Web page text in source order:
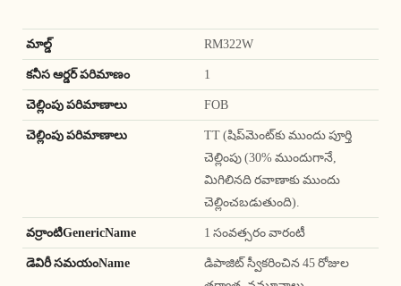
మాల్డ్ RM322W
కనీస ఆర్డర్ పరిమాణం 1
చెల్లింపు పరిమాణాలు FOB
చెల్లింపు పరిమాణాలు
TT (షిప్‌మెంట్‌కు ముందు పూర్తి
చెల్లింపు (30% ముందుగానే,
మిగిలినది రవాణాకు ముందు
చెల్లించబడుతుంది).
వర్రాంటిGenericName 1 సంవత్సరం వారంటీ
డెవిరీ సమయంName
డిపాజిట్ స్వీకరించిన 45 రోజుల